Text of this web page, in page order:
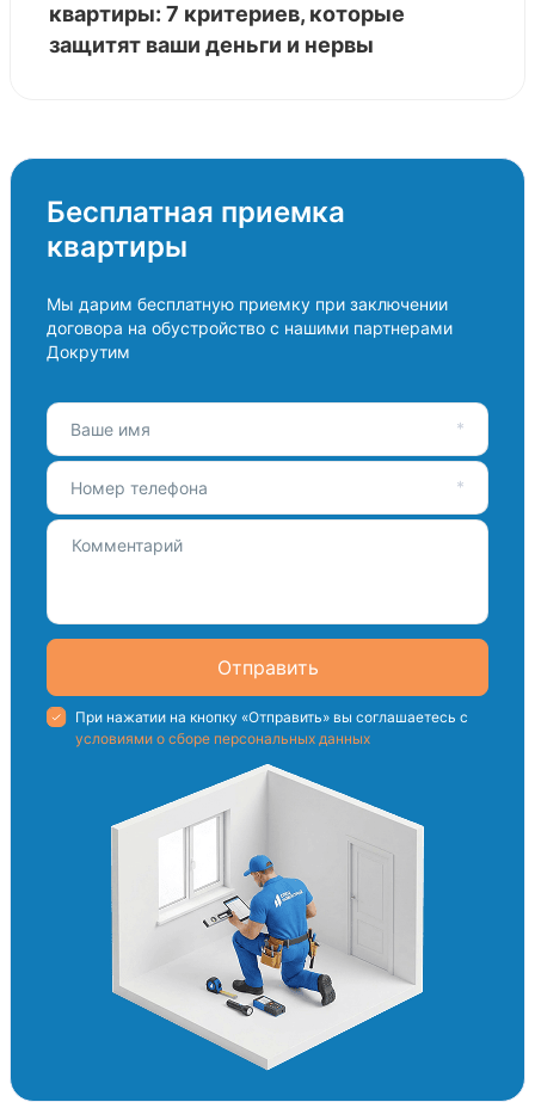
квартиры: 7 критериев, которые
защитят ваши деньги и нервы
Бесплатная приемка
квартиры
Мы дарим бесплатную приемку при заключении
договора на обустройство с нашими партнерами
Докрутим
Ваше имя
Номер телефона
Отправить
При нажатии на кнопку «Отправить» вы соглашаетесь с
условиями о сборе персональных данных